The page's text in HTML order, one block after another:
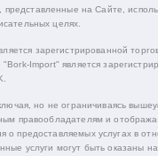
представленные на Сайте,
целях.
зарегистрированной
Import" является
но не ограничиваясь
правообладателям и
о предоставляемых услугах в
услуги могут быть оказаны